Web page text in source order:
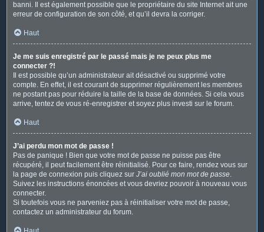
banni. Il est également possible que le propriétaire du site Internet ait une
erreur de configuration de son côté, et qu’il devra la corriger.
Haut
Je me suis enregistré par le passé mais je ne peux plus me
connecter ?!
Il est possible qu’un administrateur ait désactivé ou supprimé votre
compte. En effet, il est courant de supprimer régulièrement les membres
ne postant pas pour réduire la taille de la base de données. Si cela vous
arrive, tentez de vous ré-enregistrer et soyez plus investi sur le forum.
Haut
J’ai perdu mon mot de passe !
Pas de panique ! Bien que votre mot de passe ne puisse pas être
récupéré, il peut facilement être réinitialisé. Pour ce faire, rendez vous sur
la page de connexion puis cliquez sur J’ai oublié mon mot de passe.
Suivez les instructions énoncées et vous devriez pouvoir à nouveau vous
connecter.
Si toutefois vous ne parveniez pas à réinitialiser votre mot de passe,
contactez un administrateur du forum.